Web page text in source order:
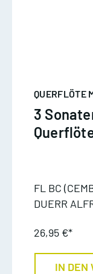
QUERFLÖTE
3
FL BC
DUERR
26,95 €*
IN DEN